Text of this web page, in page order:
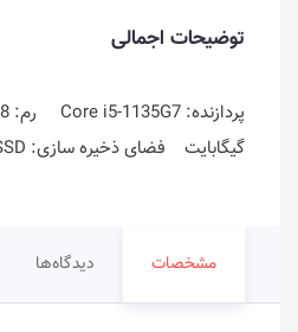
توضیحات اجمالی
گیگابایت فضای ذخیره سازی: 512GB SSD
مشخصات دیدگاه‌ها